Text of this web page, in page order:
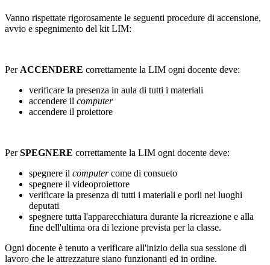
Vanno rispettate rigorosamente le seguenti procedure di accensione,
avvio e spegnimento del kit LIM:
Per ACCENDERE correttamente la LIM ogni docente deve:
verificare la presenza in aula di tutti i materiali
accendere il computer
accendere il proiettore
PerSPEGNERE correttamente la LIM ogni docente deve:
spegnere il computercome di consueto
spegnere il videoproiettore
verificare la presenza di tutti i materiali e porli nei luoghi
deputati
spegnere tutta l'apparecchiatura durante la ricreazione e alla
fine dell'ultima ora di lezione prevista per la classe.
Ogni docente è tenuto a verificare all'inizio della sua sessione di
lavoro che le attrezzature siano funzionanti ed in ordine.